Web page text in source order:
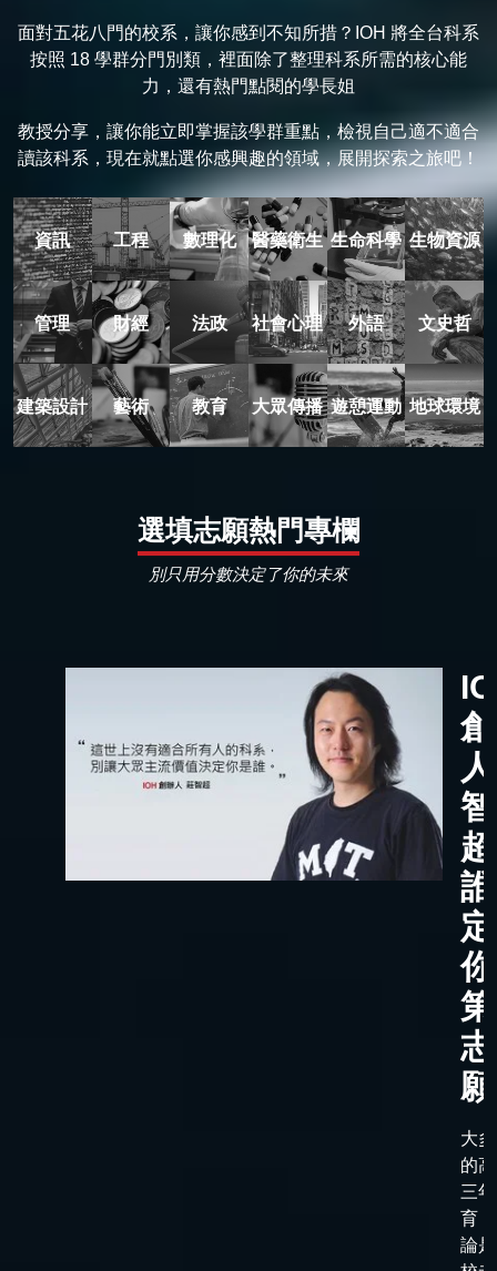
面對五花八門的校系，讓你感到不知所措？IOH 將全台科系
按照 18 學群分門別類，裡面除了整理科系所需的核心能
力，還有熱門點閱的學長姐
教授分享，讓你能立即掌握該學群重點，檢視自己適不適合
讀該科系，現在就點選你感興趣的領域，展開探索之旅吧！
資訊 工程 數理化 醫藥衛生 生命科學 生物資源
管理 財經 法政 社會心理 外語 文史哲
建築設計 藝術 教育 大眾傳播 遊憩運動 地球環境
選填志願熱門專欄
別只用分數決定了你的未來
智
志
大
的
三
育
論